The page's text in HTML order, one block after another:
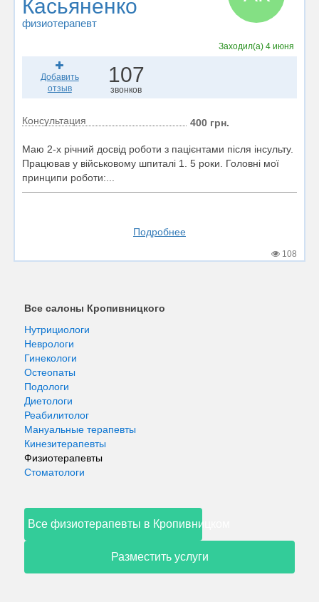
Касьяненко
физиотерапевт
Заходил(а)4 июня
Добавить
отзыв
107
звонков
Консультация 400 грн.
Маю 2-х річний досвід роботи з пацієнтами після інсульту.
Працював у військовому шпиталі 1. 5 роки. Головні мої
принципи роботи:...
Подробнее
108
Все салоны Кропивницкого
Нутрициологи
Неврологи
Гинекологи
Остеопаты
Подологи
Диетологи
Реабилитолог
Мануальные терапевты
Кинезитерапевты
Физиотерапевты
Стоматологи
Все физиотерапевты в Кропивницком
Разместить услуги